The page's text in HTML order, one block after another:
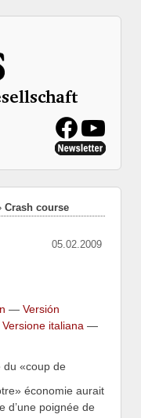
Crash course
05.02.2009
— Versión
Versione italiana —
du «coup de
économie aurait
d’une poignée de